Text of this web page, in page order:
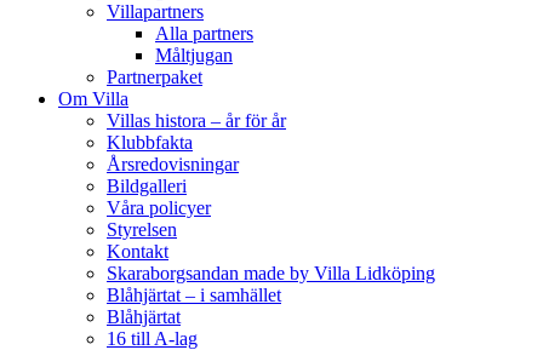
Villapartners
Alla partners
Måltjugan
Partnerpaket
Om Villa
Villas histora – år för år
Klubbfakta
Årsredovisningar
Bildgalleri
Våra policyer
Styrelsen
Kontakt
Skaraborgsandan made by Villa Lidköping
Blåhjärtat – i samhället
Blåhjärtat
16 till A-lag